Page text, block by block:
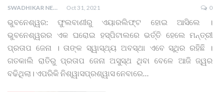
SWADHIKAR NEWS Oct 31, 2021 0
ଭୁବନେଶ୍ୱର: ଫୁଲବାଣୀରୁ ଏୟାରଲିଫ୍ଟ ହୋଇ ଆସିଲେ ।
ଭୁବନେଶ୍ୱରର ଏକ ଘରୋଇ ହସ୍ପିଟାଲରେ ଭର୍ତ୍ତି ହେଲେ ମନ୍ତ୍ରୀ
ପ୍ରତାପ ଜେନା । ତାଙ୍କ ସ୍ୱାସ୍ଥ୍ୟ ଅବସ୍ଥା ଏବେ ସ୍ଥିର ରହିଛି ।
ଗତକାଲି ରାତିରୁ ପ୍ରତାପ ଜେନା ଅସୁସ୍ଥ ଥିବା ବେଳେ ଆଜି ଜ୍ୱର
ବଢିଥିଲା। ଏପରିକି ନିଶ୍ୱାସପ୍ରଶ୍ୱାସ ନେବାରେ…